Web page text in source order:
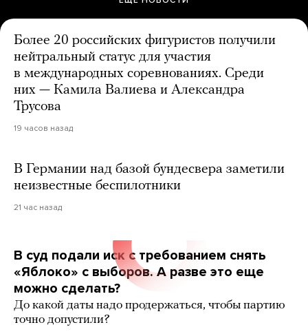
Более 20 российских фигуристов получили
нейтральный статус для участия
в международных соревнованиях. Среди
них — Камила Валиева и Александра
Трусова
19 часов назад
В Германии над базой бундесвера заметили
неизвестные беспилотники
21 час назад
В суд подали иск с требованием снять
«Яблоко» с выборов. А разве это еще
можно сделать?
До какой даты надо продержаться, чтобы партию
точно допустили?